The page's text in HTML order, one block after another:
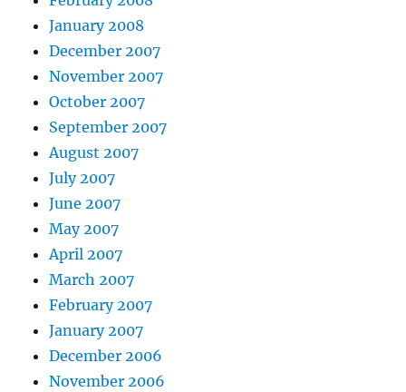
January 2008
December 2007
November 2007
October 2007
September 2007
August 2007
July 2007
June 2007
May 2007
April 2007
March 2007
February 2007
January 2007
December 2006
November 2006